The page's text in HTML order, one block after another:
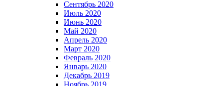
Сентябрь 2020
Июль 2020
Июнь 2020
Май 2020
Апрель 2020
Март 2020
Февраль 2020
Январь 2020
Декабрь 2019
Ноябрь 2019